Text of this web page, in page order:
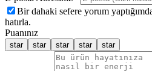
Bir dahaki sefere yorum
hatırla.
Puanınız
star star star star star